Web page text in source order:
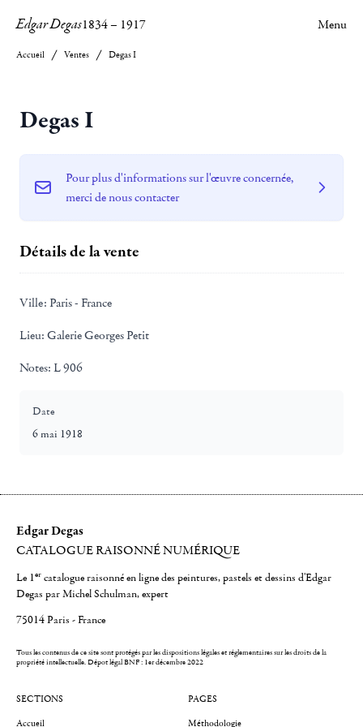
Edgar Degas1834– 1917 Menu
Accueil Ventes Degas I
Degas I
Pour plus d'informations sur l'œuvre concernée,
merci de nous contacter
Détails de la vente
Ville: Paris - France
Lieu: Galerie Georges Petit
Notes: L 906
Date
6 mai 1918
Edgar Degas
CATALOGUE RAISONNÉ NUMÉRIQUE
Le 1er catalogue raisonné en ligne des peintures, pastels et dessins d'Edgar
Degas par Michel Schulman, expert
75014 Paris - France
Tous les contenus de ce site sont protégés par les dispositions légales et réglementaires sur les droits de la
propriété intellectuelle.Dépot légal BNF : 1er décembre 2022
SECTIONS
Accueil
PAGES
Méthodologie